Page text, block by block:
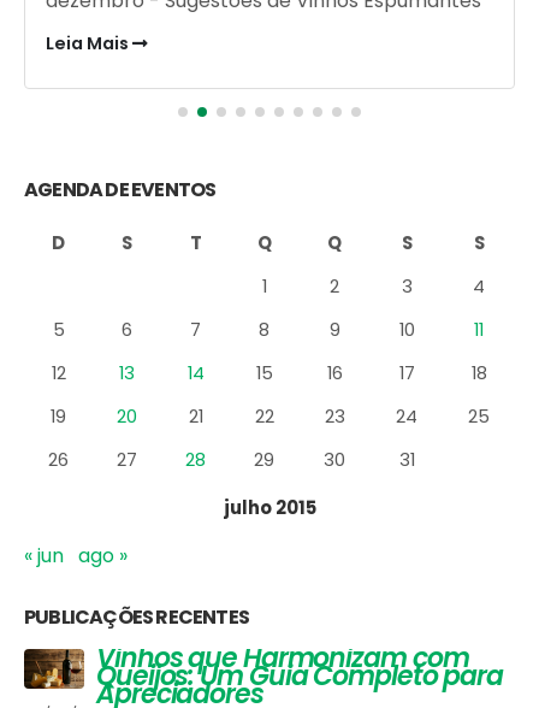
Leia Mais
AGENDA DE EVENTOS
julho 2015
D S T Q Q S
S
1
2 3
4
5
6 7 8 9 10
11
12
13 14 15 16 17
18
19
20 21 22 23 24
25
26
27 28 29 30 31
« jun ago »
PUBLICAÇÕES RECENTES
Vinhos que Harmonizam com
Queijos: Um Guia Completo para
Apreciadores